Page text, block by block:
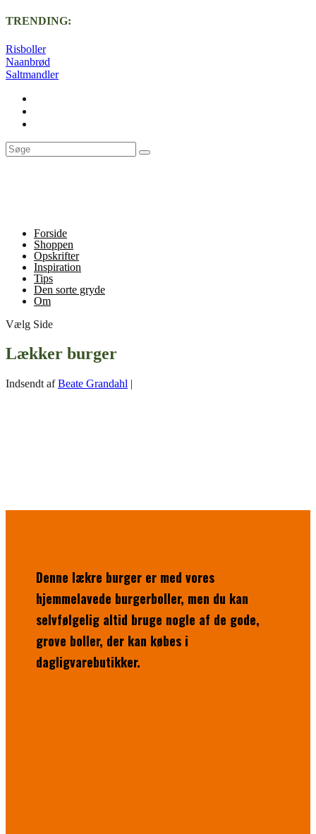
TRENDING:
Risboller
Naanbrød
Saltmandler
Forside
Shoppen
Opskrifter
Inspiration
Tips
Den sorte gryde
Om
Vælg Side
Lækker burger
Indsendt afBeate Grandahl |
Denne lækre burger er med vores
hjemmelavede burgerboller, men du kan
selvfølgelig altid bruge nogle af de gode,
grove boller, der kan købes i
dagligvarebutikker.